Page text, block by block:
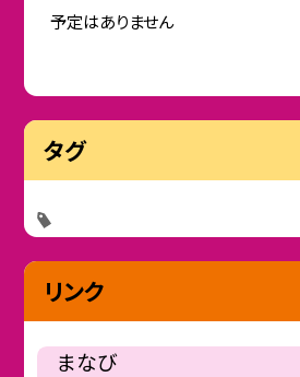
予定はありません
タグ
リンク
まなび